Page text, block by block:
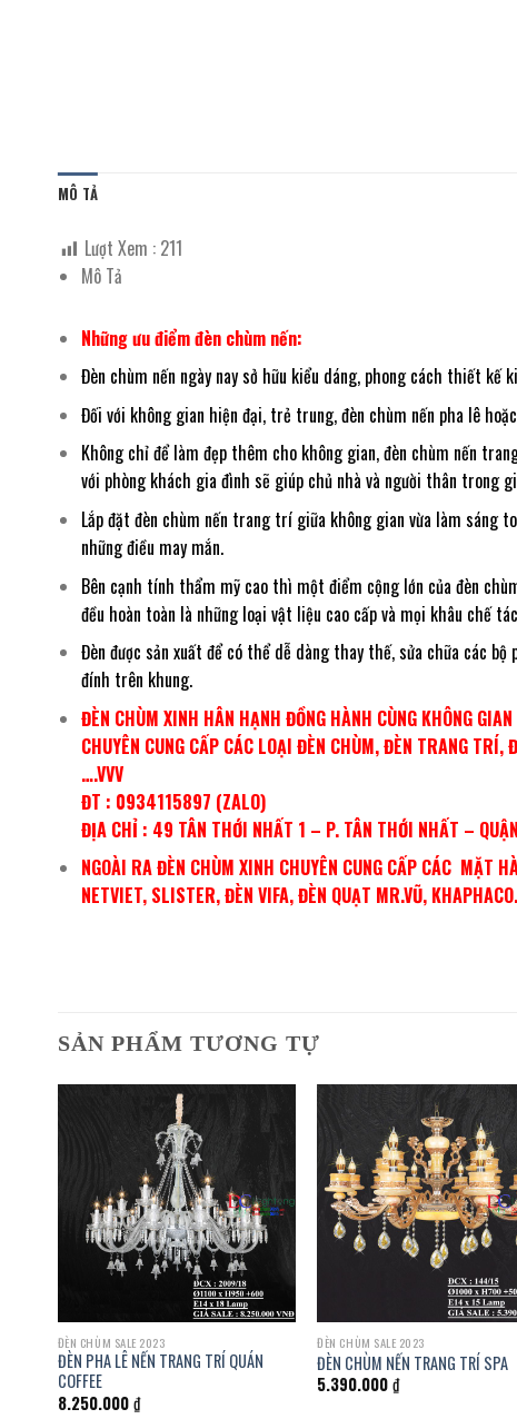
MÔ TẢ
Lượt Xem : 211
Mô Tả
Những ưu điểm đèn chùm nến:
Đèn chùm nến ngày nay sở hữu kiểu dáng, phong cách thiết kế
Đối với không gian hiện đại, trẻ trung, đèn chùm nến pha lê
Không chỉ để làm đẹp thêm cho không gian, đèn chùm nến
với phòng khách gia đình sẽ giúp chủ nhà và người thân trong
Lắp đặt đèn chùm nến trang trí giữa không gian vừa làm sáng
những điều may mắn.
Bên cạnh tính thẩm mỹ cao thì một điểm cộng lớn của đèn
đều hoàn toàn là những loại vật liệu cao cấp và mọi khâu chế
Đèn được sản xuất để có thể dễ dàng thay thế, sửa chữa các
đính trên khung.
ĐÈN CHÙM XINH HÂN HẠNH ĐỒNG HÀNH CÙNG KHÔNG
CHUYÊN CUNG CẤP CÁC LOẠI ĐÈN CHÙM, ĐÈN TRANG
….VVV
ĐT : 0934115897 (ZALO)
ĐỊA CHỈ : 49 TÂN THỚI NHẤT 1 – P. TÂN THỚI NHẤT –
NGOÀI RA ĐÈN CHÙM XINH CHUYÊN CUNG CẤP CÁC MẶT
NETVIET, SLISTER, ĐÈN VIFA, ĐÈN QUẠT MR.VŨ,
SẢN PHẨM TƯƠNG TỰ
ĐÈN CHÙM SALE 2023
ĐÈN PHA LÊ NẾN TRANG TRÍ QUÁN
COFFEE
8.250.000₫
ĐÈN CHÙM SALE 2023
ĐÈN CHÙM NẾN TRANG TRÍ SPA
5.390.000₫